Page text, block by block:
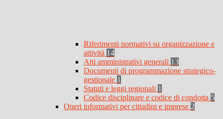
Riferimenti normativi su organizzazione e
attività 14
Atti amministrativi generali 13
Documenti di programmazione strategico-
gestionale 1
Statuti e leggi regionali 1
Codice disciplinare e codice di condotta 5
Oneri informativi per cittadini e imprese 2